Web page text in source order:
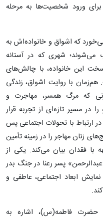
برای ورود شخصیت‌ها به مرحله
که اشواق و خانواده‌اش به
شهری که در آستانه
این خانواده، با چالش‌های
با روایت اشواق، زندگی
زنی که مرگ همسر، مهاجرت و
در مسیر تازه‌ای از تجربه قرار
ارتباط با تحولات اجتماعی پس
زنان مهاجر را در زمینه تأمین
با فقدان بیان می‌کند. یکی از
پسر رعنا در جنگ بدر
ابعاد اجتماعی، عاطفی و
فاطمه(س)، اشاره به